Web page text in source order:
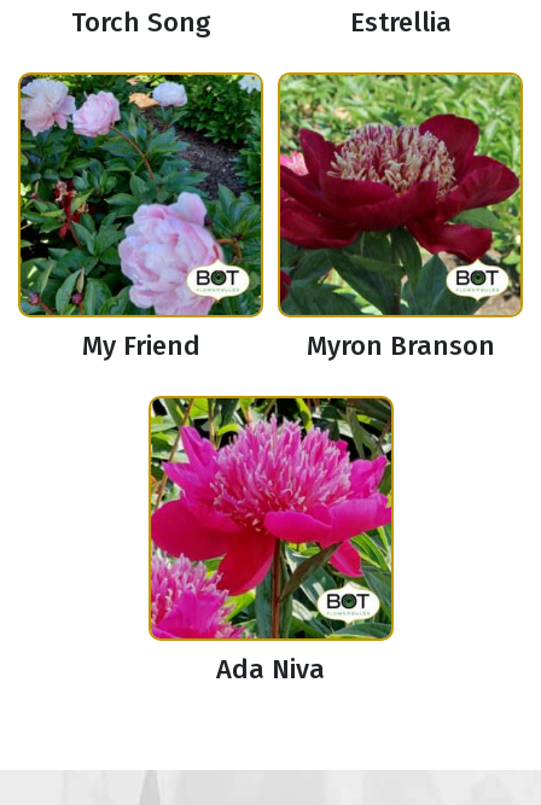
Torch Song Estrellia
My Friend Myron Branson
Ada Niva